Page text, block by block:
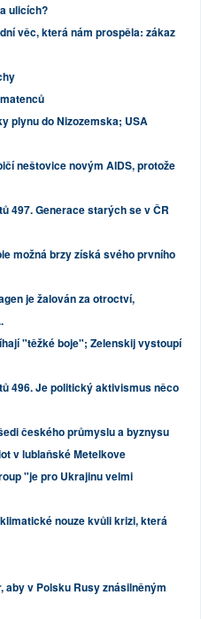
ulicích?
věc, která nám prospěla: zákaz
plynu do Nizozemska; USA
neštovice novým AIDS, protože
497. Generace starých se v ČR
možná brzy získá svého prvního
je žalován za otroctví,
"těžké boje"; Zelenskij vystoupí
496. Je politický aktivismus něco
českého průmyslu a byznysu
v lublaňské Metelkove
"je pro Ukrajinu velmi
nouze kvůli krizi, která
aby v Polsku Rusy znásilněným